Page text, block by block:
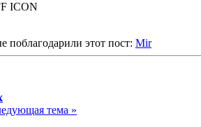
ICON
поблагодарили этот пост: Mir
тема »